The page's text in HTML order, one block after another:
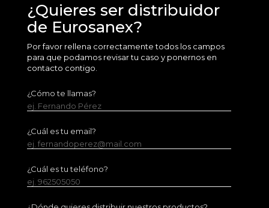
¿Quieres ser distribuidor
de Eurosanex?
Por favor rellena correctamente todos los campos
para que podamos revisar tu caso y ponernos en
contacto contigo.
¿Cómo te llamas?
ej. Fernando Pérez
¿Cuál es tu email?
ej. fernandoperez@mail.com
¿Cuál es tu teléfono?
ej. 962505050